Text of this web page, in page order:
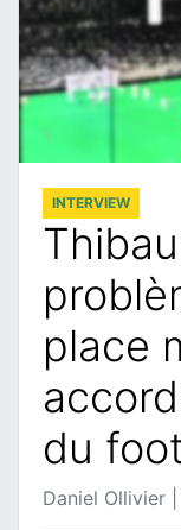
INTERVIEW
place
du
Daniel Ollivier